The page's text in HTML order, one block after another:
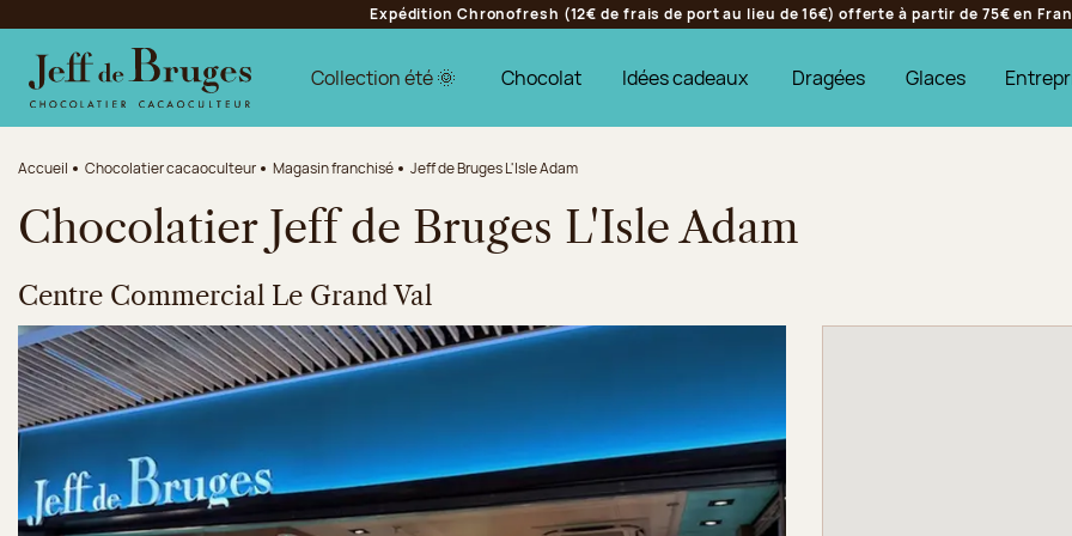
Aller au contenu principal
Aller au pied de page
Expédition Chronofresh (12€ de frais de port au lieu de 16€) offerte à partir de 75€ en
Collection été 🌞 Chocolat Idées cadeaux Dragées Glaces
Accueil Chocolatier cacaoculteur Magasin franchisé Jeff de Bruges L'Isle Adam
Chocolatier Jeff de Bruges L'Isle Adam
Centre Commercial Le Grand Val